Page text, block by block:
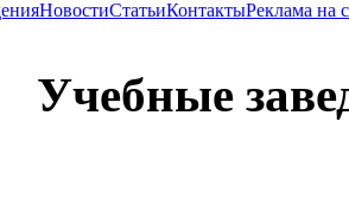
НовостиСтатьиКонтактыРеклама на
Учебные